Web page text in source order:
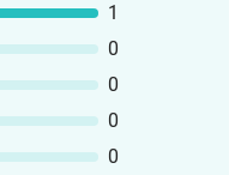
1
0
0
0
0